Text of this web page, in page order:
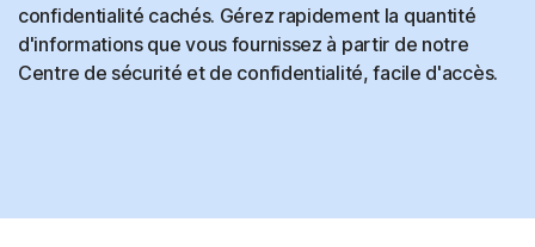
confidentialité cachés. Gérez rapidement la quantité
d'informations que vous fournissez à partir de notre
Centre de sécurité et de confidentialité, facile d'accès.